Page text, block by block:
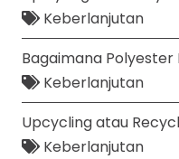
Keberlanjutan
Bagaimana Polyester
Keberlanjutan
Upcycling atau
Keberlanjutan